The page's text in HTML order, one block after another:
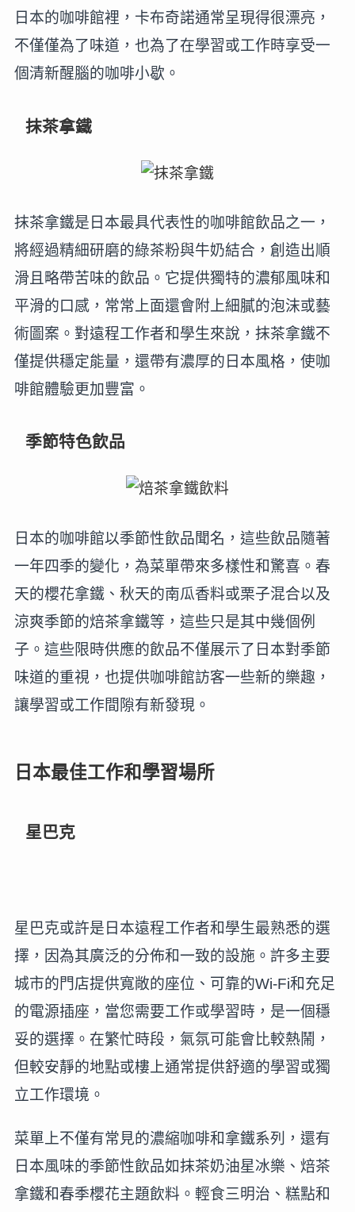
日本的咖啡館裡，卡布奇諾通常呈現得很漂亮，
不僅僅為了味道，也為了在學習或工作時享受一
個清新醒腦的咖啡小歇。
抹茶拿鐵
抹茶拿鐵是日本最具代表性的咖啡館飲品之一，
將經過精細研磨的綠茶粉與牛奶結合，創造出順
滑且略帶苦味的飲品。它提供獨特的濃郁風味和
平滑的口感，常常上面還會附上細膩的泡沫或藝
術圖案。對遠程工作者和學生來說，抹茶拿鐵不
僅提供穩定能量，還帶有濃厚的日本風格，使咖
啡館體驗更加豐富。
季節特色飲品
日本的咖啡館以季節性飲品聞名，這些飲品隨著
一年四季的變化，為菜單帶來多樣性和驚喜。春
天的櫻花拿鐵、秋天的南瓜香料或栗子混合以及
涼爽季節的焙茶拿鐵等，這些只是其中幾個例
子。這些限時供應的飲品不僅展示了日本對季節
味道的重視，也提供咖啡館訪客一些新的樂趣，
讓學習或工作間隙有新發現。
日本最佳工作和學習場所
星巴克
星巴克或許是日本遠程工作者和學生最熟悉的選
擇，因為其廣泛的分佈和一致的設施。許多主要
城市的門店提供寬敞的座位、可靠的Wi-Fi和充足
的電源插座，當您需要工作或學習時，是一個穩
妥的選擇。在繁忙時段，氣氛可能會比較熱鬧，
但較安靜的地點或樓上通常提供舒適的學習或獨
立工作環境。
菜單上不僅有常見的濃縮咖啡和拿鐵系列，還有
日本風味的季節性飲品如抹茶奶油星冰樂、焙茶
拿鐵和春季櫻花主題飲料。輕食三明治、糕點和